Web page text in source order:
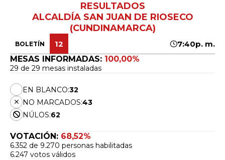
RESULTADOS
ALCALDÍA SAN JUAN DE RIOSECO
(CUNDINAMARCA)
BOLETÍN 12
7:40p. m.
MESAS INFORMADAS: 100,00%
29 de 29 mesas instaladas
EN BLANCO:32
NO MARCADOS:43
NÚLOS:62
VOTACIÓN: 68,52%
6.352 de 9.270 personas habilitadas
6.247 votos válidos